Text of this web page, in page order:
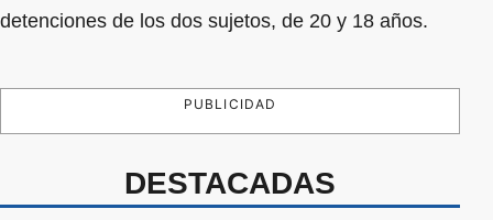
detenciones de los dos sujetos, de 20 y 18 años.
PUBLICIDAD
DESTACADAS